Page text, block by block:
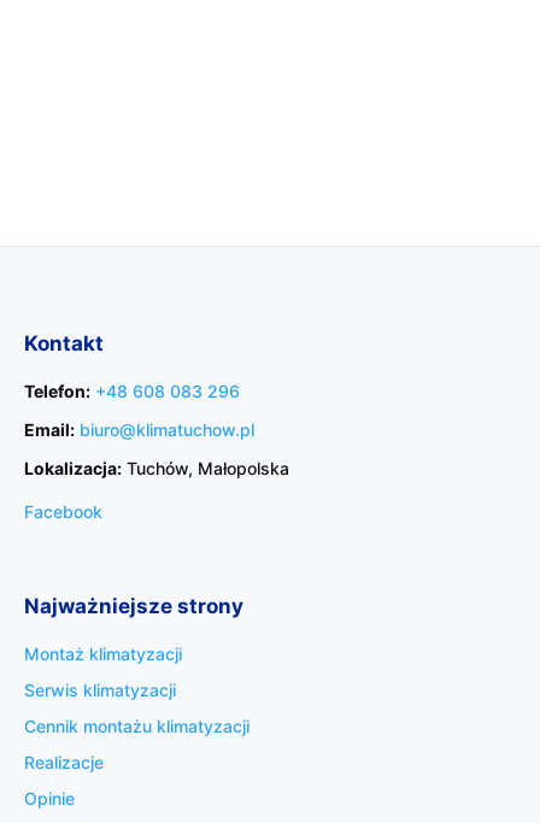
Kontakt
Telefon: +48 608 083 296
Email: biuro@klimatuchow.pl
Lokalizacja: Tuchów, Małopolska
Facebook
Najważniejsze strony
Montaż klimatyzacji
Serwis klimatyzacji
Cennik montażu klimatyzacji
Realizacje
Opinie